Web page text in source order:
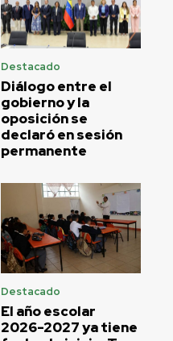
Destacado
Diálogo entre el
gobierno y la
oposición se
declaró en sesión
permanente
Destacado
El año escolar
2026-2027 ya tiene